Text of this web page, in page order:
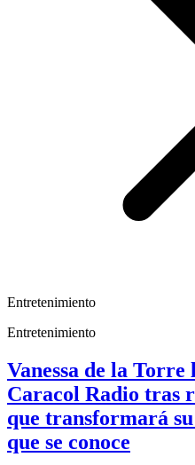
Entretenimiento
Entretenimiento
Vanessa de la Torre
Caracol Radio tras
que transformará
que se conoce